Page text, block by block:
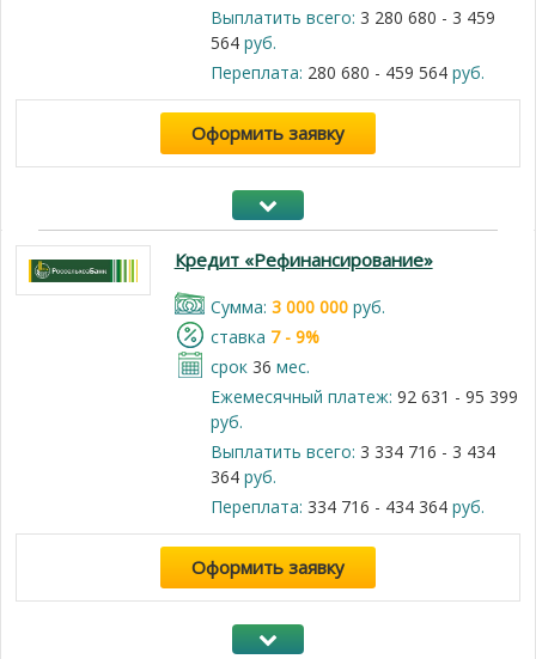
Выплатить всего: 3 280 680 - 3 459
564руб.
Переплата: 280 680 - 459 564руб.
Оформить заявку
Кредит «Рефинансирование»
Cумма: 3 000 000руб.
cтавка 7 - 9%
срок 36 мес.
Ежемесячный платеж: 92 631 - 95 399
руб.
Выплатить всего: 3 334 716 - 3 434
364руб.
Переплата: 334 716 - 434 364руб.
Оформить заявку